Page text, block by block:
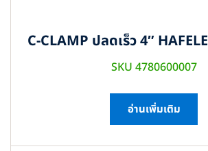
C-CLAMP ปลดเร็ว 4″
SKU 4780600007
อ่านเพิ่มเติม